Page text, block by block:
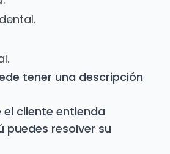
tener una descripción
el cliente entienda
puedes resolver su